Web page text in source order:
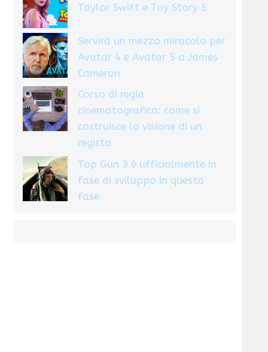
Taylor Swift e Toy Story 5
Servirà un mezzo miracolo per
Avatar 4 e Avatar 5 a James
Cameron
Corso di regia
cinematografica: come si
costruisce la visione di un
regista
Top Gun 3 è ufficialmente in
fase di sviluppo in questa
fase